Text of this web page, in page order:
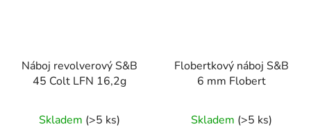
Náboj revolverový S&B
45 Colt LFN 16,2g
Skladem (>5 ks)
Flobertkový náboj S&B
6 mm Flobert
Skladem (>5 ks)